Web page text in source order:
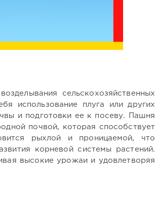
сельскохозяйственных
использование плуга или других
и подготовки ее к посеву. Пашня
почвой, которая способствует
рыхлой и проницаемой, что
корневой системы растений.
высокие урожаи и удовлетворяя